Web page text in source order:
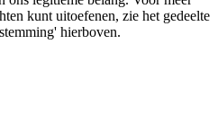
kunt uitoefenen, zie het gedeelte
hierboven.